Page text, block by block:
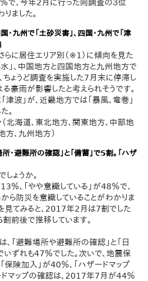
で、今年2月に行った同調査の３位
ました。
国・九州で「土砂災害」、四国・九州で「津
らに居住エリア別（※1）に傾向を見た
水」、中国地方と四国地方と九州地方で
ちょうど調査を実施した7月末に停滞し
豪雨が影響したと考えられそうです。
波」が、近畿地方では「暴風、竜巻」
。
北海道、東北地方、関東地方、中部地
方、九州地方）
・避難所の確認」と「備蓄」で5割。「ハザ
ょうか。
％、「やや意識している」が48％で、
ら防災を意識していることがわかりま
見てみると、2017年2月は7割でした
前後で推移しています。
、「避難場所や避難所の確認」と「日
いずれも47％でした。次いで、地震保
保険加入」が40％、「ハザードマップ
ドマップの確認は、2017年7月が44％